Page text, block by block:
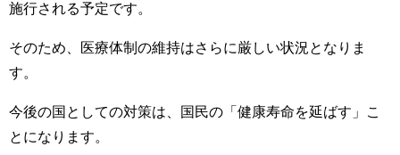
施行される予定です。
そのため、医療体制の維持はさらに厳しい状況となりま
す。
今後の国としての対策は、国民の「健康寿命を延ばす」こ
とになります。